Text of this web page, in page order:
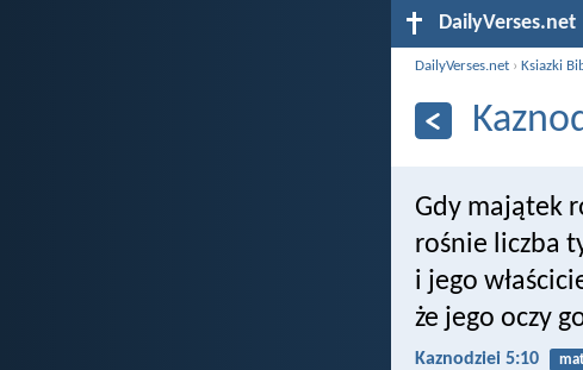
DailyVerses.net
DailyVerses.net ›Ksiazki
Gdy majątek
rośnie liczba
i jego
że jego oczy
Kaznodziei 5:10